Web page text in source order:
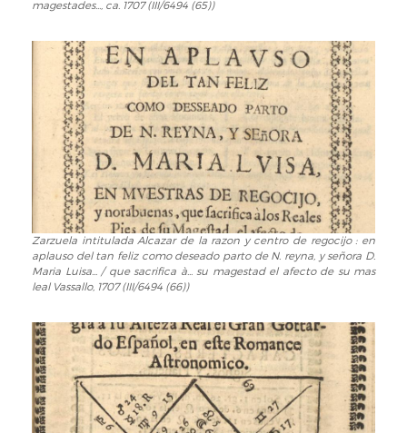
a
manchego
elogios
al...
nacimiento
nuestro
principe...
primero...
y
à
nuestro
rey...
Quinto
y
à
la
reyna...
Maria
magestades..., ca. 1707 (III/6494 (65))
Zarzuela
intitulada
Alcazar
la
razon
y
centro
de
regocijo
Zarzuela intitulada Alcazar de la razon y centro de regocijo : en
aplauso del tan feliz como deseado parto de N. reyna, y señora D.
Maria Luisa... / que sacrifica à... su magestad el afecto de su mas
leal Vassallo, 1707 (III/6494 (66))